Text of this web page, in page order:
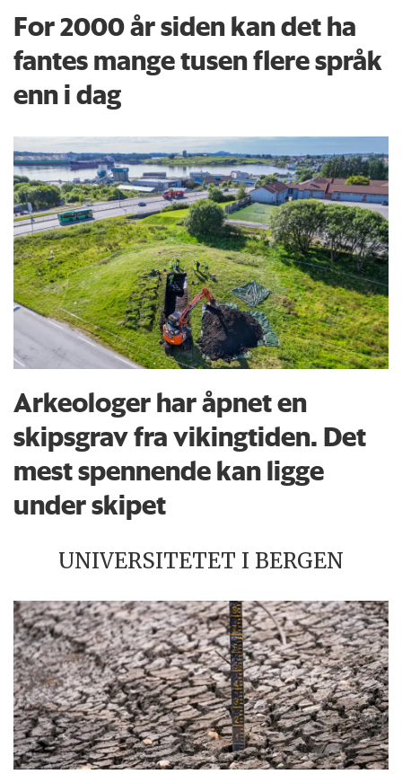
For 2000 år siden kan det ha
fantes mange tusen flere språk
enn i dag
Arkeologer har åpnet en
skipsgrav fra vikingtiden. Det
mest spennende kan ligge
under skipet
UNIVERSITETET I BERGEN